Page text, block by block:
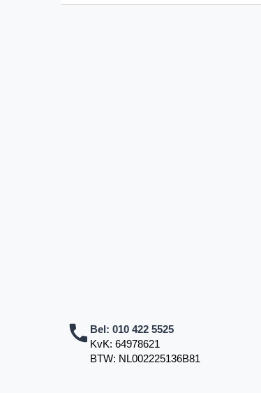
Bel: 010 422 5525
KvK: 64978621
BTW: NL002225136B81